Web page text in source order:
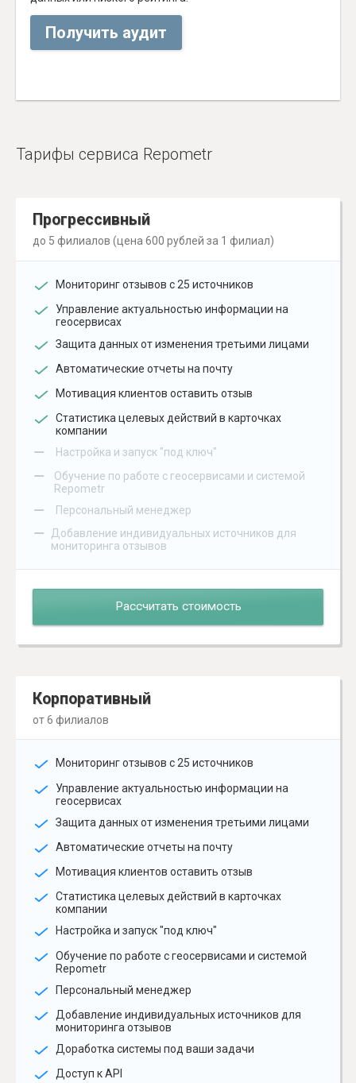
Получить аудит
Тарифы сервиса Repometr
Прогрессивный
до 5 филиалов (цена 600 рублей за 1 филиал)
Мониторинг отзывов с 25 источников
Управление актуальностью информации на
геосервисах
Защита данных от изменения третьими лицами
Автоматические отчеты на почту
Мотивация клиентов оставить отзыв
Статистика целевых действий в карточках
компании
– Настройка и запуск "под ключ"
–
Обучение по работе с геосервисами и системой
Repometr
– Персональный менеджер
–
Добавление индивидуальных источников для
мониторинга отзывов
Рассчитать стоимость
Корпоративный
от 6 филиалов
Мониторинг отзывов с 25 источников
Управление актуальностью информации на
геосервисах
Защита данных от изменения третьими лицами
Автоматические отчеты на почту
Мотивация клиентов оставить отзыв
Статистика целевых действий в карточках
компании
Настройка и запуск "под ключ"
Обучение по работе с геосервисами и системой
Repometr
Персональный менеджер
Добавление индивидуальных источников для
мониторинга отзывов
Доработка системы под ваши задачи
Доступ к API